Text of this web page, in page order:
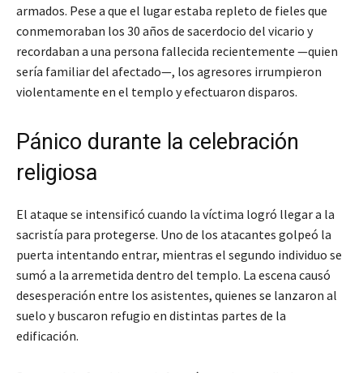
armados. Pese a que el lugar estaba repleto de fieles que
conmemoraban los 30 años de sacerdocio del vicario y
recordaban a una persona fallecida recientemente —quien
sería familiar del afectado—, los agresores irrumpieron
violentamente en el templo y efectuaron disparos.
Pánico durante la celebración
religiosa
El ataque se intensificó cuando la víctima logró llegar a la
sacristía para protegerse. Uno de los atacantes golpeó la
puerta intentando entrar, mientras el segundo individuo se
sumó a la arremetida dentro del templo. La escena causó
desesperación entre los asistentes, quienes se lanzaron al
suelo y buscaron refugio en distintas partes de la
edificación.